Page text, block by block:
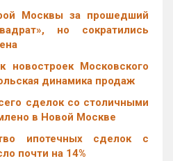
Москвы за прошедший
но сократились
новостроек Московского
динамика продаж
сделок со столичными
в Новой Москве
ипотечных сделок с
почти на 14%